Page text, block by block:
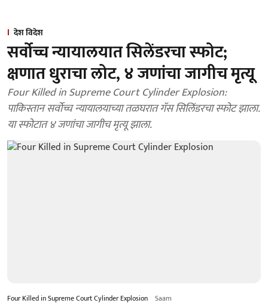
देश विदेश
सर्वोच्च न्यायालयात सिलेंडरचा स्फोट;
क्षणात धुराचा लोट, ४ जणांचा जागीच मृत्यू
Four Killed in Supreme Court Cylinder Explosion:
पाकिस्तान सर्वोच्च न्यायालयाच्या तळघरात गॅस सिलिंडरचा स्फोट झाला.
या स्फोटात ४ जणांचा जागीच मृत्यू झाला.
Four Killed in Supreme Court Cylinder Explosion Saam